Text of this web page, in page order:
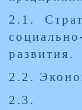
2.1.
развития.
2.2.
2.3.